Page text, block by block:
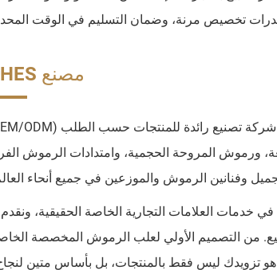
تخصيص مرنة، وضمان التسليم في الوقت
مصنع SJ LASHES
ورموش المروحة الحجمية، وامتدادات الرموش
وفنانين الرموش والموزعين في جميع أنحاء
العلامات التجارية الخاصة الحقيقية،
من التصميم الأولي لعلب الرموش المخصصة
هو تزويدك ليس فقط بالمنتجات، بل بأساس متين